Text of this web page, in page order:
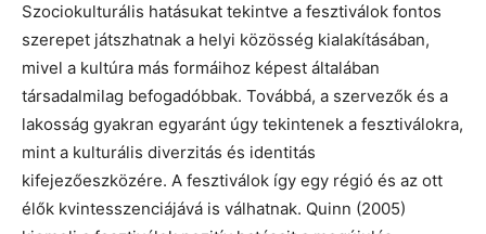
Szociokulturális hatásukat tekintve a fesztiválok fontos
szerepet játszhatnak a helyi közösség kialakításában,
mivel a kultúra más formáihoz képest általában
társadalmilag befogadóbbak. Továbbá, a szervezők és a
lakosság gyakran egyaránt úgy tekintenek a fesztiválokra,
mint a kulturális diverzitás és identitás
kifejezőeszközére. A fesztiválok így egy régió és az ott
élők kvintesszenciájává is válhatnak. Quinn (2005)